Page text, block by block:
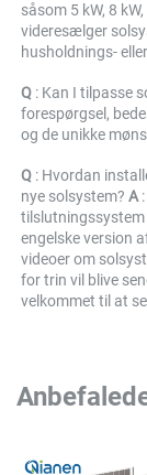
såsom 5 kW, 8
videresælger
husholdnings-
Q : Kan I tilpasse
forespørgsel,
og de unikke
Q : Hvordan
nye solsystem? A
tilslutningssystem
engelske version
videoer om
for trin vil blive
velkommet til at